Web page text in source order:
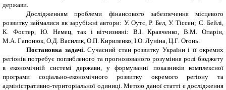
держави.
Дослідженням проблеми фінансового забезпечення місцевого
розвитку займалися як зарубіжні автори: У. Оутс, Р. Бел, У. Тіссен; С. Бейлі,
К.
Фостер, Ю. Немец, так і вітчизняні: В.І. Кравченко, В.М.
Опарін,
М.А. Гапонюк, О.Д. Василик, О.П. Кириленко, І.О. Луніна, Ц.Г. Огонь.
Постановка задачі.Сучасний стан розвитку України і її окремих
регіонів потребує поглибленого та прогнозованого розуміння ролі бюджету
в економічній системі держави, у формуванні показників комплексної
програми соціально-економічного розвитку окремого регіону та
адміністративно-територіальної одиниці. Метою даної статті є дослідження